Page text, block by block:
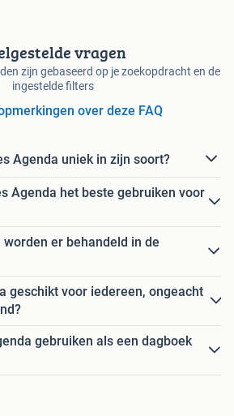
vragen
zijn gebaseerd op je zoekopdracht en de
ingestelde filters
over deze FAQ
Agenda uniek in zijn soort?
Agenda het beste gebruiken voor
er behandeld in de
geschikt voor iedereen, ongeacht
gebruiken als een dagboek